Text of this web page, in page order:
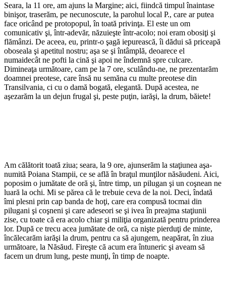
Seara, la 11 ore, am ajuns la Margine; aici, fiindcă timpul înaintase
binişor, traserăm, pe necunoscute, la parohul local P., care ar putea
face oricând pe protopopul, în toată privinţa. El este un om
comunicativ şi, într-adevăr, năzuieşte într-acolo; noi eram obosiţi şi
flămânzi. De aceea, eu, printr-o şagă iepurească, îi dădui să priceapă
oboseala şi apetitul nostru; aşa se şi întâmplă, deoarece el
numaidecât ne pofti la cină şi apoi ne îndemnă spre culcare.
Dimineaţa următoare, cam pe la 7 ore, sculându-ne, ne prezentarăm
doamnei preotese, care însă nu semăna cu multe preotese din
Transilvania, ci cu o damă bogată, elegantă. După acestea, ne
aşezarăm la un dejun frugal şi, peste puţin, iarăşi, la drum, băiete!
Am călătorit toată ziua; seara, la 9 ore, ajunserăm la staţiunea aşa-
numită Poiana Stampii, ce se află în braţul munţilor năsăudeni. Aici,
poposim o jumătate de oră şi, între timp, un pilugan şi un coşnean ne
luară la ochi. Mi se părea că le trebuie ceva de la noi. Deci, îndată
îmi plesni prin cap banda de hoţi, care era compusă tocmai din
pilugani şi coşneni şi care adeseori se şi ivea în preajma staţiunii
zise, cu toate că era acolo chiar şi miliţia organizată pentru prinderea
lor. După ce trecu acea jumătate de oră, ca nişte pierduţi de minte,
încălecarăm iarăşi la drum, pentru ca să ajungem, neapărat, în ziua
următoare, la Năsăud. Fireşte că acum era întuneric şi aveam să
facem un drum lung, peste munţi, în timp de noapte.